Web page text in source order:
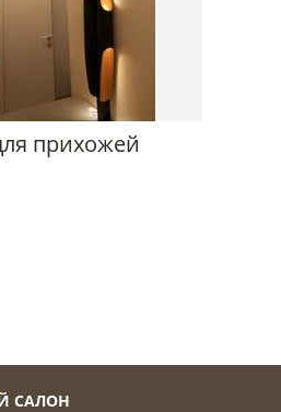
прихожей
САЛОН